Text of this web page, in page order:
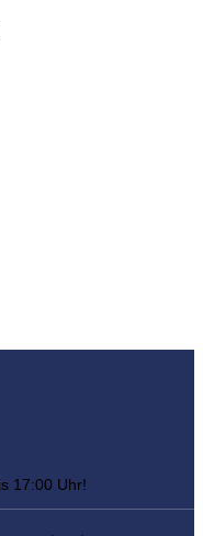
17:00 Uhr!